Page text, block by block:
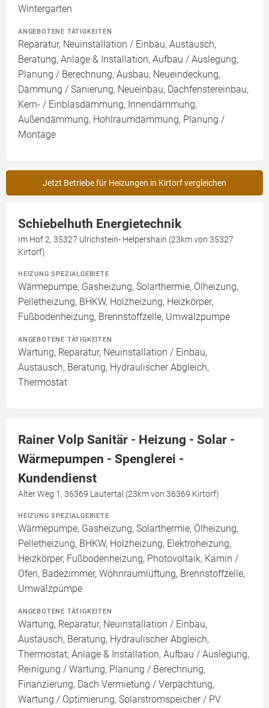
Wintergarten
ANGEBOTENE TÄTIGKEITEN
Reparatur, Neuinstallation / Einbau, Austausch,
Beratung, Anlage & Installation, Aufbau / Auslegung,
Planung / Berechnung, Ausbau, Neueindeckung,
Dämmung / Sanierung, Neueinbau, Dachfenstereinbau,
Kern- / Einblasdämmung, Innendämmung,
Außendämmung, Hohlraumdämmung, Planung /
Montage
Jetzt Betriebe für Heizungen in Kirtorf vergleichen
Schiebelhuth Energietechnik
Im Hof 2, 35327 Ulrichstein- Helpershain (23km von 35327
Kirtorf)
HEIZUNG SPEZIALGEBIETE
Wärmepumpe, Gasheizung, Solarthermie, Ölheizung,
Pelletheizung, BHKW, Holzheizung, Heizkörper,
Fußbodenheizung, Brennstoffzelle, Umwälzpumpe
ANGEBOTENE TÄTIGKEITEN
Wartung, Reparatur, Neuinstallation / Einbau,
Austausch, Beratung, Hydraulischer Abgleich,
Thermostat
Rainer Volp Sanitär - Heizung - Solar -
Wärmepumpen - Spenglerei -
Kundendienst
Alter Weg 1, 36369 Lautertal (23km von 36369 Kirtorf)
HEIZUNG SPEZIALGEBIETE
Wärmepumpe, Gasheizung, Solarthermie, Ölheizung,
Pelletheizung, BHKW, Holzheizung, Elektroheizung,
Heizkörper, Fußbodenheizung, Photovoltaik, Kamin /
Ofen, Badezimmer, Wohnraumlüftung, Brennstoffzelle,
Umwälzpumpe
ANGEBOTENE TÄTIGKEITEN
Wartung, Reparatur, Neuinstallation / Einbau,
Austausch, Beratung, Hydraulischer Abgleich,
Thermostat, Anlage & Installation, Aufbau / Auslegung,
Reinigung / Wartung, Planung / Berechnung,
Finanzierung, Dach Vermietung / Verpachtung,
Wartung / Optimierung, Solarstromspeicher / PV